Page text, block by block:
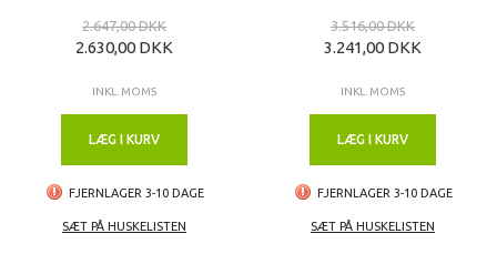
2.647,00 DKK
2.630,00 DKK
INKL. MOMS
LÆG I KURV
FJERNLAGER 3-10 DAGE
SÆT PÅ HUSKELISTEN
3.516,00 DKK
3.241,00 DKK
INKL. MOMS
LÆG I KURV
FJERNLAGER 3-10 DAGE
SÆT PÅ HUSKELISTEN